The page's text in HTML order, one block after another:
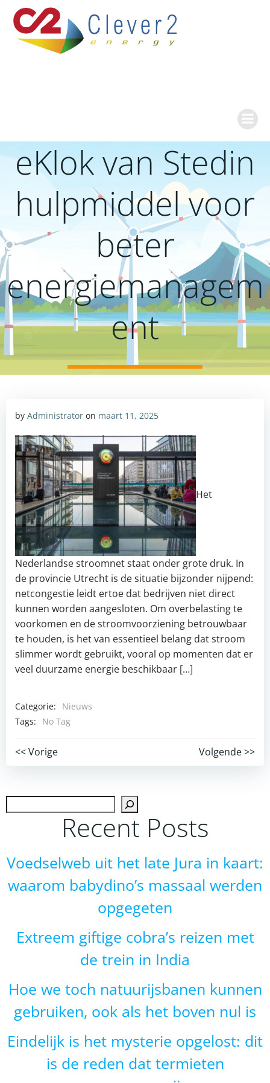
naar
de
inhoud
eKlok van Stedin
hulpmiddel voor
beter
energiemanagem
ent
by Administrator on maart 11, 2025
Het
Nederlandse stroomnet staat onder grote druk. In
de provincie Utrecht is de situatie bijzonder nijpend:
netcongestie leidt ertoe dat bedrijven niet direct
kunnen worden aangesloten. Om overbelasting te
voorkomen en de stroomvoorziening betrouwbaar
te houden, is het van essentieel belang dat stroom
slimmer wordt gebruikt, vooral op momenten dat er
veel duurzame energie beschikbaar […]
Categorie:
Nieuws
Tags:
No Tag
Post
navigation
<< Vorige
Post
navigation
Volgende >>
Recent Posts
Voedselweb uit het late Jura in kaart:
waarom babydino’s massaal werden
opgegeten
Extreem giftige cobra’s reizen met
de trein in India
Hoe we toch natuurijsbanen kunnen
gebruiken, ook als het boven nul is
Eindelijk is het mysterie opgelost: dit
is de reden dat termieten